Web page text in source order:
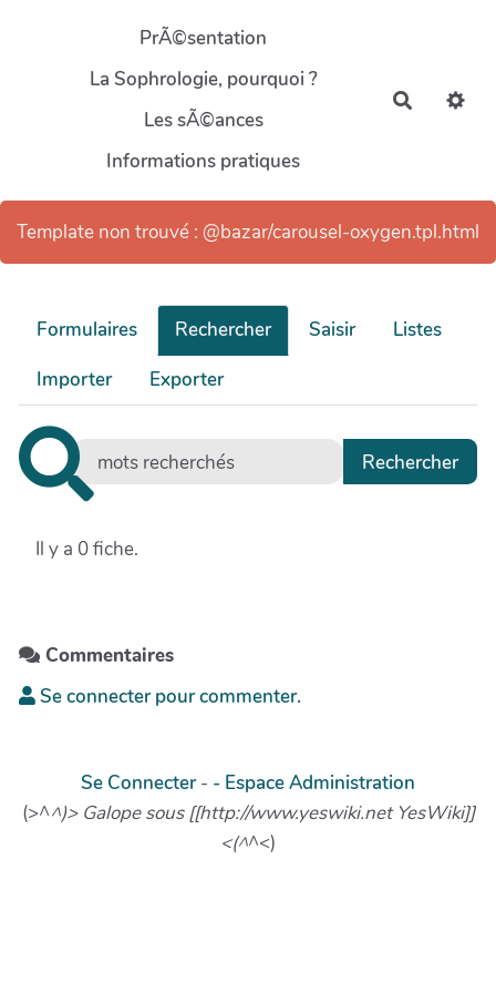
Aller au contenu principal
PrÃ©sentation
La Sophrologie, pourquoi ?
Les sÃ©ances
Informations pratiques
Template non trouvé : @bazar/carousel-oxygen.tpl.html
Formulaires Rechercher Saisir
Listes
Importer
Exporter
Il y a 0 fiche.
Commentaires
Se connecter pour commenter.
Se Connecter- - Espace Administration
(>^^)> Galope sous [[http://www.yeswiki.net YesWiki]]
<(^^<)